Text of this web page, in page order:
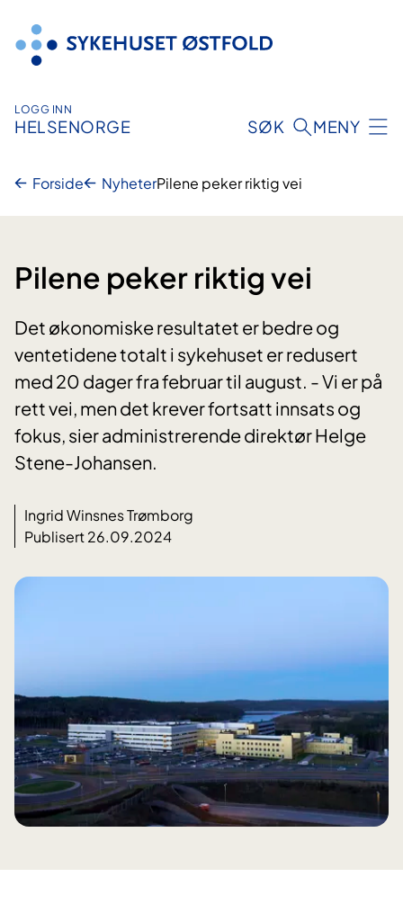
innhold
LOGG INN
HELSENORGE SØK MENY
Forside NyheterPilene peker riktig vei
Pilene peker riktig vei
Det økonomiske resultatet er bedre og
ventetidene totalt i sykehuset er redusert
med 20 dager fra februar til august. - Vi er på
rett vei, men det krever fortsatt innsats og
fokus, sier administrerende direktør Helge
Stene-Johansen.
Ingrid Winsnes Trømborg
Publisert 26.09.2024